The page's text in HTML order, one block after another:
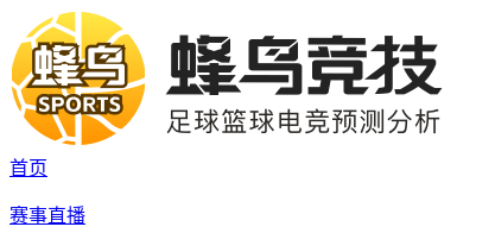
首页
赛事直播